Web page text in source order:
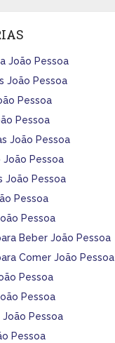
João Pessoa
João Pessoa
Pessoa
Pessoa
João Pessoa
João Pessoa
João Pessoa
Pessoa
Pessoa
Beber João Pessoa
Comer João Pessoa
Pessoa
Pessoa
João Pessoa
Pessoa